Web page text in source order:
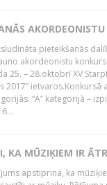
pieteikšanās
akordeonistu
25. – 28.oktobrī XV
2017”
“A” kategorijā –
KA MŪZIĶIEM IR
apstiprina, ka